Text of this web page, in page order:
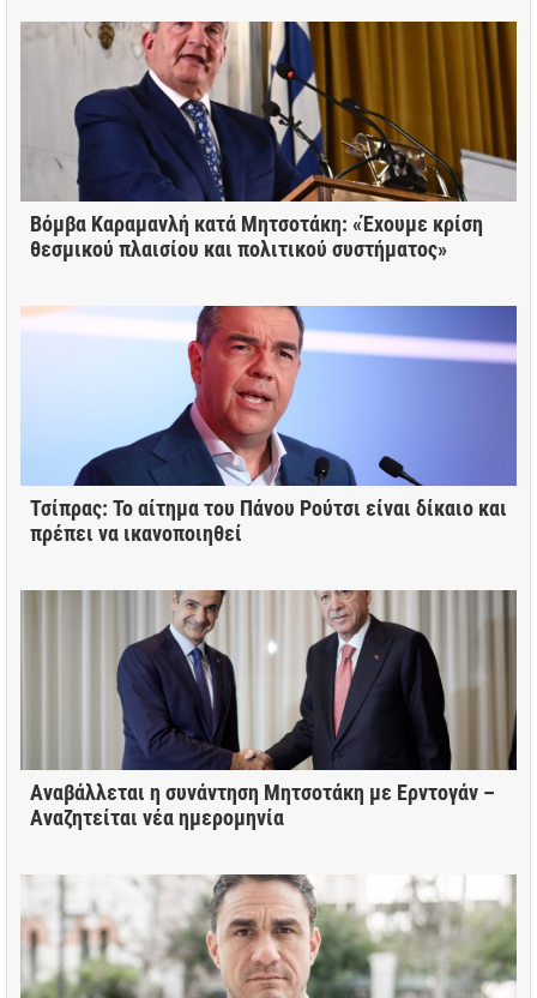
Βόμβα Καραμανλή κατά Μητσοτάκη: «Έχουμε κρίση
θεσμικού πλαισίου και πολιτικού συστήματος»
Τσίπρας: Το αίτημα του Πάνου Ρούτσι είναι δίκαιο και
πρέπει να ικανοποιηθεί
Αναβάλλεται η συνάντηση Μητσοτάκη με Ερντογάν –
Αναζητείται νέα ημερομηνία